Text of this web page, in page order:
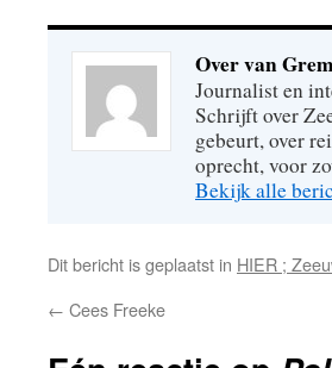
Over van
Journalist en
Schrijft over
gebeurt, over
oprecht, voor
Bekijk alle
Dit bericht is geplaatst in HIER ;
← Cees Freeke